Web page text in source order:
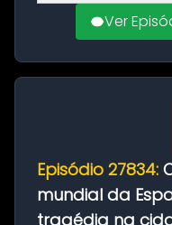
Ver
Episódio 27834:
mundial da
tragédia na